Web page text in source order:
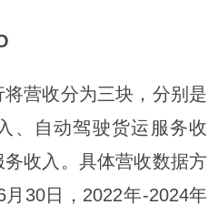
营收分为三块，分别是
、自动驾驶货运服务收
收入。具体营收数据方
30日，2022年-2024年